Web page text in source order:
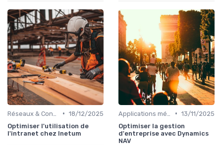
• 18/12/2025
Optimiser l'utilisation de
l'intranet chez Inetum
• 13/11/2025
Optimiser la gestion
d'entreprise avec Dynamics
NAV